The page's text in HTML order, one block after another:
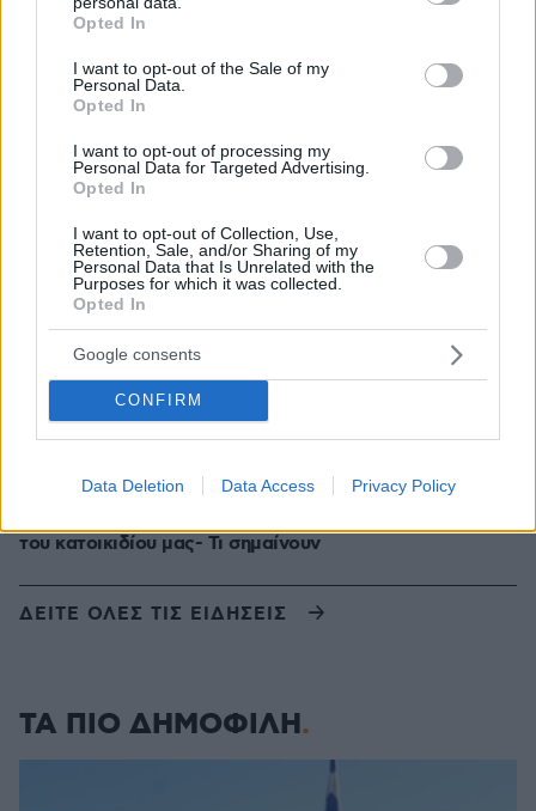
grant or deny consent to Google and its third-party tags to
use your data for below specified purposes in below Google
consent section.
Opted In
I want to opt-out of the Sale of my
Personal Data.
Opted In
I want to opt-out of processing my
Personal Data for Targeted Advertising.
Opted In
I want to opt-out of Collection, Use,
Retention, Sale, and/or Sharing of my
Personal Data that Is Unrelated with the
Purposes for which it was collected.
Opted In
Google consents
CONFIRM
Data Deletion Data Access Privacy Policy
σύζυγό της έπειτα από οκτώ χρόνια γάμου
πριν 20 λεπτά
Ποιες περιοχές τίθενται σε κατάσταση κινητοποίησης
Red Code
πριν 29 λεπτά
Σκέρτσος: «Στατιστική παγίδα» το ότι 7 στους 10 έχουν
καταθέσεις κάτω από 1.000 ευρώ, τι δείχνουν τα
στοιχεία
Ξεπέρασε τη λοιμώδη μονοπυρήνωση ο Τεττέη, ποιες οι
πιθανότητες να προλάβει τη ρεβάνς με την ΤΣΣΚΑ 1948
Μαγνήσιο: Πόσο χρειαζόμαστε για να αποφύγουμε την
του κατοικιδίου μας- Τι σημαίνουν
πριν 38 λεπτά
ΔΕΙΤΕ ΟΛΕΣ ΤΙΣ ΕΙΔΗΣΕΙΣ
ΤΑ ΠΙΟ ΔΗΜΟΦΙΛΗ